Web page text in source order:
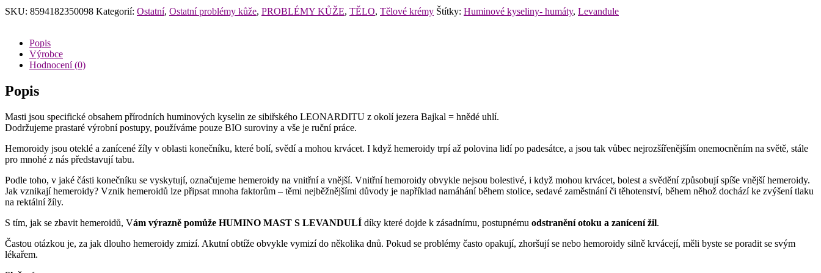
SKU: 8594182350098 Kategorií: Ostatní, Ostatní problémy kůže, PROBLÉMY KŮŽE, TĚLO, Tělové krémy Štítky: Huminové kyseliny- humáty, Levandule
Popis
Výrobce
Hodnocení (0)
Popis
Masti jsou specifické obsahem přírodních huminových kyselin ze sibiřského LEONARDITU z okolí jezera Bajkal = hnědé uhlí.
Dodržujeme prastaré výrobní postupy, používáme pouze BIO suroviny a vše je ruční práce.
Hemoroidy jsou oteklé a zanícené žíly v oblasti konečníku, které bolí, svědí a mohou krvácet. I když hemeroidy trpí až polovina lidí po padesátce, a jsou tak vůbec nejrozšířenějším onemocněním na světě, stále
pro mnohé z nás představují tabu.
Podle toho, v jaké části konečníku se vyskytují, označujeme hemeroidy na vnitřní a vnější. Vnitřní hemoroidy obvykle nejsou bolestivé, i když mohou krvácet, bolest a svědění způsobují spíše vnější hemeroidy.
Jak vznikají hemeroidy? Vznik hemeroidů lze připsat mnoha faktorům – těmi nejběžnějšími důvody je například namáhání během stolice, sedavé zaměstnání či těhotenství, během něhož dochází ke zvýšení tlaku
na rektální žíly.
S tím, jak se zbavit hemeroidů, Vám výrazně pomůže HUMINO MAST S LEVANDULÍ díky které dojde k zásadnímu, postupnému odstranění otoku a zanícení žil.
Častou otázkou je, za jak dlouho hemeroidy zmizí. Akutní obtíže obvykle vymizí do několika dnů. Pokud se problémy často opakují, zhoršují se nebo hemoroidy silně krvácejí, měli byste se poradit se svým
lékařem.